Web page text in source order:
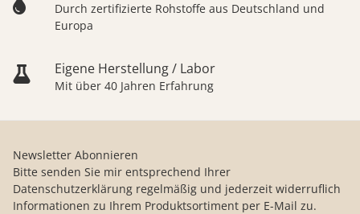
Durch zertifizierte Rohstoffe aus Deutschland und
Europa
Eigene Herstellung / Labor
Mit über 40 Jahren Erfahrung
Newsletter Abonnieren
Bitte senden Sie mir entsprechend Ihrer
Datenschutzerklärung regelmäßig und jederzeit widerruflich
Informationen zu Ihrem Produktsortiment per E-Mail zu.